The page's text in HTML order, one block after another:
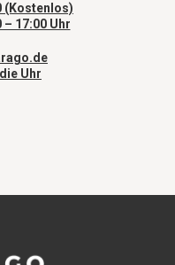
(Kostenlos)
– 17:00 Uhr
Uhr